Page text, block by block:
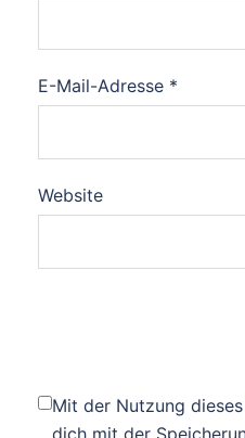
E-Mail-Adresse *
Website
Mit der Nutzung